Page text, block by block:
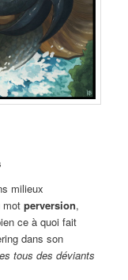
milieux
motperversion,
ce à quoi fait
dans son
tous des déviants